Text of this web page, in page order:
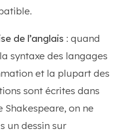
de l’anglais : quand
syntaxe des langages
et la plupart des
sont écrites dans
Shakespeare, on ne
un dessin sur